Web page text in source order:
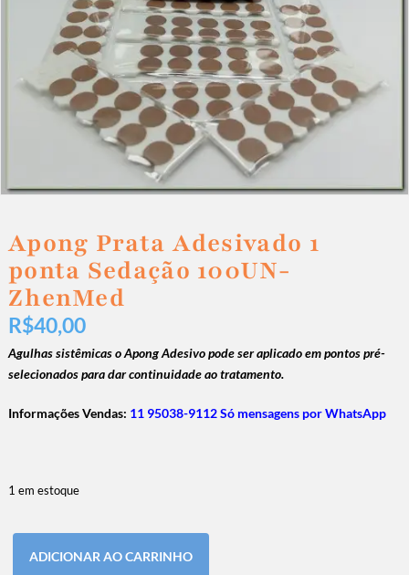
Apong Prata Adesivado 1
ponta Sedação 100UN-
ZhenMed
R$40,00
Agulhas sistêmicas o Apong Adesivo pode ser aplicado em pontos pré-
selecionados para dar continuidade ao tratamento.
Informações Vendas: 11 95038-9112 Só mensagens por WhatsApp
1 em estoque
ADICIONAR AO CARRINHO